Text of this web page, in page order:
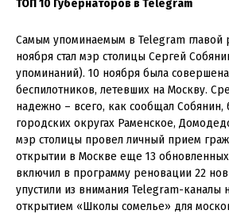
ТОП 10 Губернаторов в Telegram
Самым упоминаемым в Telegram главой
ноября стал мэр столицы Сергей
упоминаний). 10 ноября была
беспилотников, летевших на Москву.
надежно – всего, как сообщал Собянин,
городских округах Раменское,
мэр столицы провел личный прием
открытии в Москве еще 13
включил в программу реновации 22
упустили из внимания Telegram-
открытием «Школы сомелье» для